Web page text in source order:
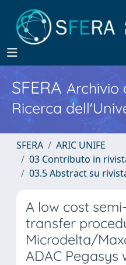
SFERA Archivio
Ricerca
SFERA
ARIC UNIFE
03 Contributo in
03.5 Abstract su
A low cost
transfer
Microdelta/
ADAC Pegasys